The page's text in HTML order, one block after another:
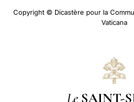
Copyright © Dicastère pour la
Vaticana
Le SAINT-